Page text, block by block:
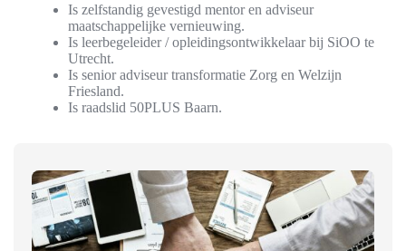
Is zelfstandig gevestigd mentor en adviseur
maatschappelijke vernieuwing.
Is leerbegeleider / opleidingsontwikkelaar bij SiOO te
Utrecht.
Is senior adviseur transformatie Zorg en Welzijn
Friesland.
Is raadslid 50PLUS Baarn.